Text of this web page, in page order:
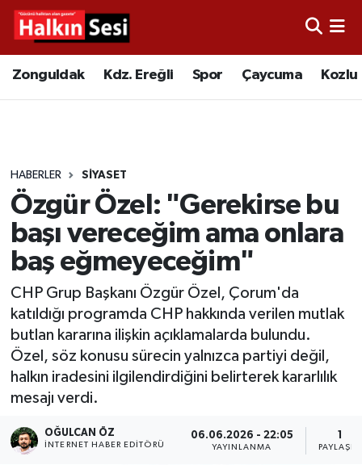
Zonguldak Kdz. Ereğli Spor Çaycuma Kozlu
HABERLER SİYASET
Özgür Özel: "Gerekirse bu
başı vereceğim ama onlara
baş eğmeyeceğim"
CHP Grup Başkanı Özgür Özel, Çorum'da
katıldığı programda CHP hakkında verilen mutlak
butlan kararına ilişkin açıklamalarda bulundu.
Özel, söz konusu sürecin yalnızca partiyi değil,
halkın iradesini ilgilendirdiğini belirterek kararlılık
mesajı verdi.
OĞULCAN ÖZ
İNTERNET HABER EDITÖRÜ
06.06.2026 - 22:05
YAYINLANMA
1
PAYLAŞIM
Video
Çaycuma
Alaplı
Asayiş
Bartın
Karabük
Devrek
Bolu
Merkez Hava Durumu
Tüm Manşetler
Son Dakika Haberleri
Haber Arşivi